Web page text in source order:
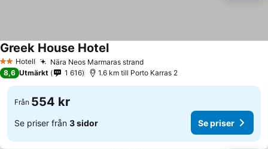
2 Stjärnor
Hotell Nära Neos Marmaras strand
Greek House Hotel
8,6 Utmärkt 1 616 1.6 km till Porto Karras 2
Från 554 kr
Se priser från 3 sidor Se priser